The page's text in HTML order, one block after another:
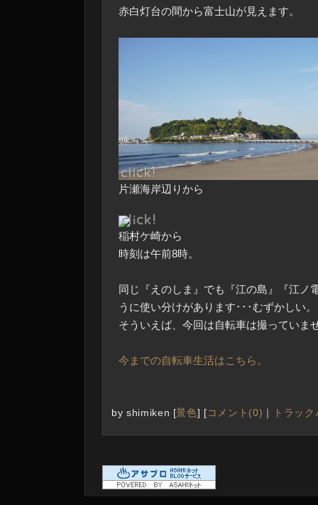
赤白灯台の間から富士山が見えます。
片瀬海岸辺りから
稲村ケ崎から
時刻は午前8時。
同じ『えのしま』でも『江の島』『江ノ
うに使い分けがあります･･･むずかしい。
そういえば、今回は自転車は撮っていま
今までの自転車生活はこちら。
by shimiken [景色] [ コメント(0) トラッ